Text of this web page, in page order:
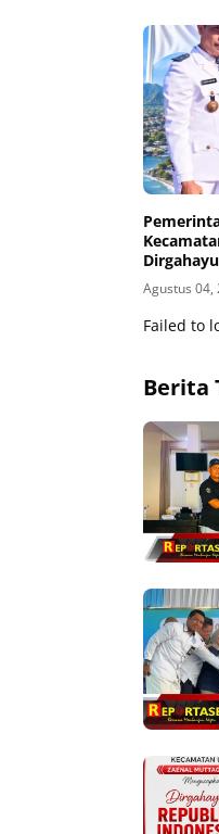
81
Agustus 04,
Failed to
Berita